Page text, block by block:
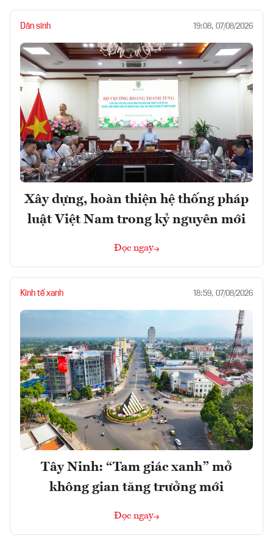
Dân sinh 19:08, 07/08/2026
Xây dựng, hoàn thiện hệ thống pháp
luật Việt Nam trong kỷ nguyên mới
Đọc ngay
Kinh tế xanh 18:59, 07/08/2026
Tây Ninh: “Tam giác xanh” mở
không gian tăng trưởng mới
Đọc ngay